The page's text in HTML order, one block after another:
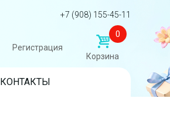
+7 (908) 155-45-11
Регистрация
0
Корзина
КОНТАКТЫ